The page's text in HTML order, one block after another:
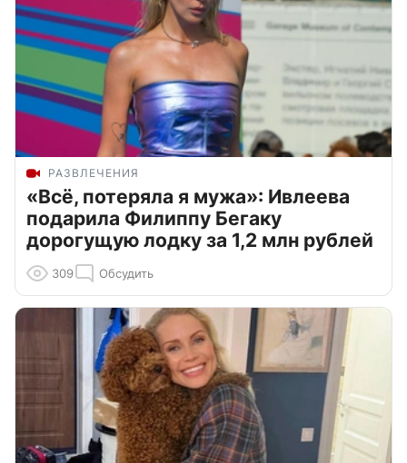
РАЗВЛЕЧЕНИЯ
«Всё, потеряла я мужа»: Ивлеева
подарила Филиппу Бегаку
дорогущую лодку за 1,2 млн рублей
309 Обсудить